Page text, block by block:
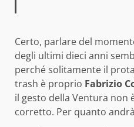
Certo, parlare del
degli ultimi dieci anni
perché solitamente il
trash è proprio Fabrizio
il gesto della Ventura non
corretto. Per quanto